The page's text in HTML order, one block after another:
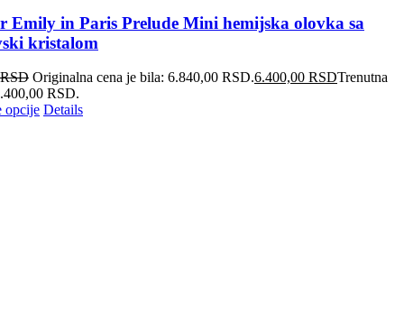
Emily in Paris Prelude Mini hemijska olovka sa
kristalom
RSD Originalna cena je bila: 6.840,00 RSD.6.400,00 RSDTrenutna
RSD.
opcije Details